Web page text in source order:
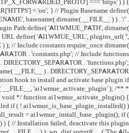
basename( __FILE__ )
__FILE__ ) ); //
__FILE__ ) .
require_once dirname(
// Include loader
. 'loader.php'; //
needed
Plugin activation hook * *
// Check if the base plugin
{ // Install the base plugin
is_wp_error(